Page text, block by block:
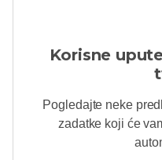
Korisne
Pogledajte neke
zadatke koji će